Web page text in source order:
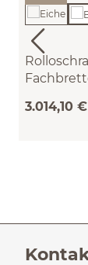
3.014,10 €